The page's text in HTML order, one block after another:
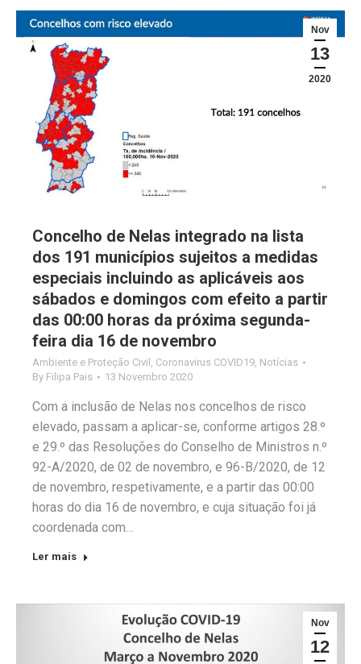
Nov
13
2020
Concelho de Nelas integrado na lista
dos 191 municípios sujeitos a medidas
especiais incluindo as aplicáveis aos
sábados e domingos com efeito a partir
das 00:00 horas da próxima segunda-
feira dia 16 de novembro
Ambiente e Proteção Civil , Coronavirus COVID19, Notícias
By Filipa Pais 13 Novembro 2020
Com a inclusão de Nelas nos concelhos de risco
elevado, passam a aplicar-se, conforme artigos 28.º
e 29.º das Resoluções do Conselho de Ministros n.º
92-A/2020, de 02 de novembro, e 96-B/2020, de 12
de novembro, respetivamente, e a partir das 00:00
horas do dia 16 de novembro, e cuja situação foi já
coordenada com…
Ler mais
Nov
12